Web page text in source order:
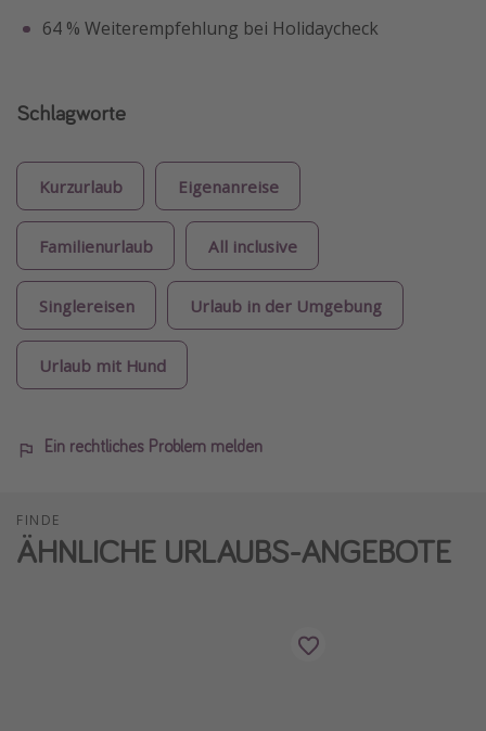
64 % Weiterempfehlung bei Holidaycheck
Schlagworte
Kurzurlaub Eigenanreise
Familienurlaub All inclusive
Singlereisen Urlaub in der Umgebung
Urlaub mit Hund
Ein rechtliches Problem melden
FINDE
ÄHNLICHE URLAUBS-ANGEBOTE